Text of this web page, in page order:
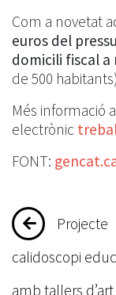
Com a novetat
euros del
domicili fiscal
de 500
Més informació
electrònic
FONT:
Projecte
calidoscopi
amb tallers